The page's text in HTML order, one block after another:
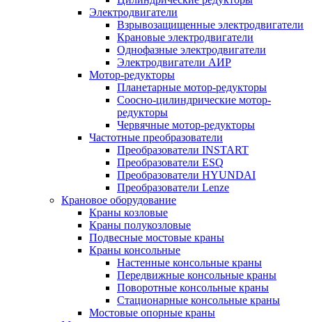
Электродвигатели
Взрывозащищенные электродвигатели
Крановые электродвигатели
Однофазные электродвигатели
Электродвигатели АИР
Мотор-редукторы
Планетарные мотор-редукторы
Соосно-цилиндрические мотор-
редукторы
Червячные мотор-редукторы
Частотные преобразователи
Преобразователи INSTART
Преобразователи ESQ
Преобразователи HYUNDAI
Преобразователи Lenze
Крановое оборудование
Краны козловые
Краны полукозловые
Подвесные мостовые краны
Краны консольные
Настенные консольные краны
Передвижные консольные краны
Поворотные консольные краны
Стационарные консольные краны
Мостовые опорные краны